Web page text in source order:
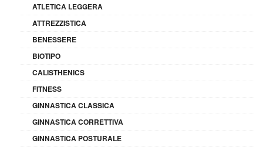
ATLETICA LEGGERA
ATTREZZISTICA
BENESSERE
BIOTIPO
CALISTHENICS
FITNESS
GINNASTICA CLASSICA
GINNASTICA CORRETTIVA
GINNASTICA POSTURALE